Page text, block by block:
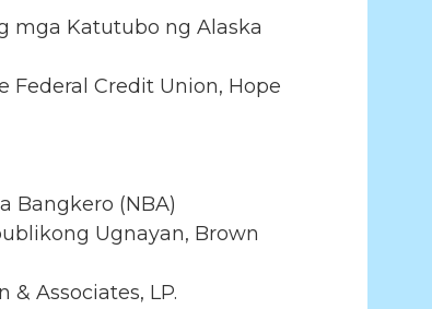
mga Katutubo ng Alaska
Federal Credit Union, Hope
Bangkero (NBA)
Ugnayan, Brown
& Associates, LP.